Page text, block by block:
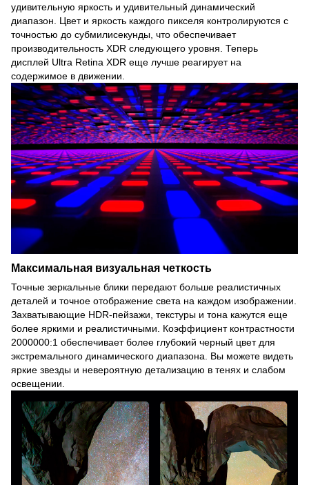
удивительную яркость и удивительный динамический
диапазон. Цвет и яркость каждого пикселя контролируются с
точностью до субмилисекунды, что обеспечивает
производительность XDR следующего уровня. Теперь
дисплей Ultra Retina XDR еще лучше реагирует на
содержимое в движении.
Максимальная визуальная четкость
Точные зеркальные блики передают больше реалистичных
деталей и точное отображение света на каждом изображении.
Захватывающие HDR-пейзажи, текстуры и тона кажутся еще
более яркими и реалистичными. Коэффициент контрастности
2000000:1 обеспечивает более глубокий черный цвет для
экстремального динамического диапазона. Вы можете видеть
яркие звезды и невероятную детализацию в тенях и слабом
освещении.